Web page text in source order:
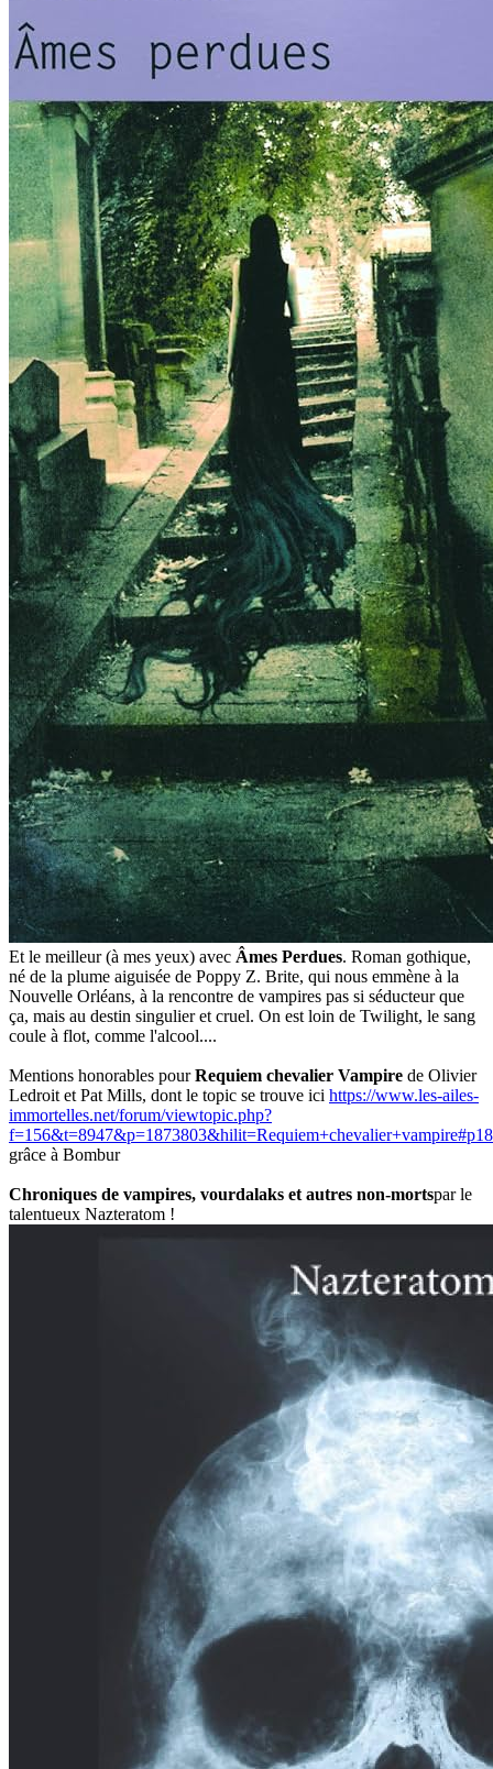
Et le meilleur (à mes yeux) avec Âmes Perdues. Roman gothique,
né de la plume aiguisée de Poppy Z. Brite, qui nous emmène à la
Nouvelle Orléans, à la rencontre de vampires pas si séducteur que
ça, mais au destin singulier et cruel. On est loin de Twilight, le sang
coule à flot, comme l'alcool....
Mentions honorables pourRequiem chevalier Vampire de Olivier
Ledroit et Pat Mills, dont le topic se trouve ici https://www.les-ailes-
immortelles.net/forum/viewtopic.php?
grâce à Bombur
Chroniques de vampires, vourdalaks et autres non-mortspar le
talentueux Nazteratom !